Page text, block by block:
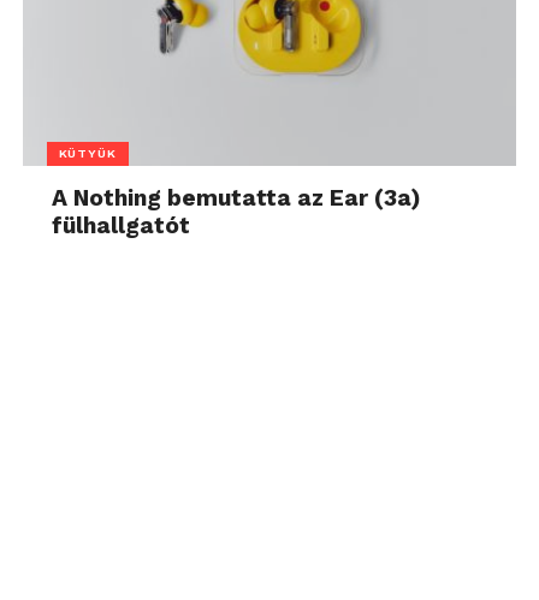
KÜTYÜK
A Nothing bemutatta az Ear (3a)
fülhallgatót